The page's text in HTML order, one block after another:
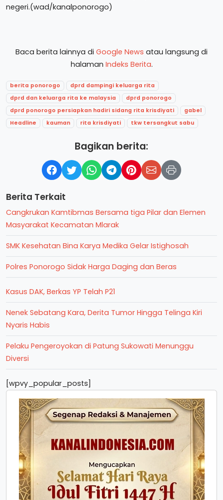
negeri.(wad/kanalponorogo)
Baca berita lainnya di Google News atau langsung di
halaman Indeks Berita.
berita ponorogo
dprd dampingi keluarga rita
dprd dan keluarga rita ke malaysia
dprd ponorogo
dprd ponorogo persiapkan hadiri sidang rita krisdiyati
gabel
Headline
kauman rita krisdiyati tkw tersangkut sabu
Bagikan berita:
Berita Terkait
Cangkrukan Kamtibmas Bersama tiga Pilar dan Elemen
Masyarakat Kecamatan Mlarak
SMK Kesehatan Bina Karya Medika Gelar Istighosah
Polres Ponorogo Sidak Harga Daging dan Beras
Kasus DAK, Berkas YP Telah P21
Nenek Sebatang Kara, Derita Tumor Hingga Telinga Kiri
Nyaris Habis
Pelaku Pengeroyokan di Patung Sukowati Menunggu
Diversi
[wpvy_popular_posts]